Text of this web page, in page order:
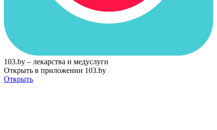
103.by – лекарства и медуслуги
Открыть в приложении 103.by
Открыть